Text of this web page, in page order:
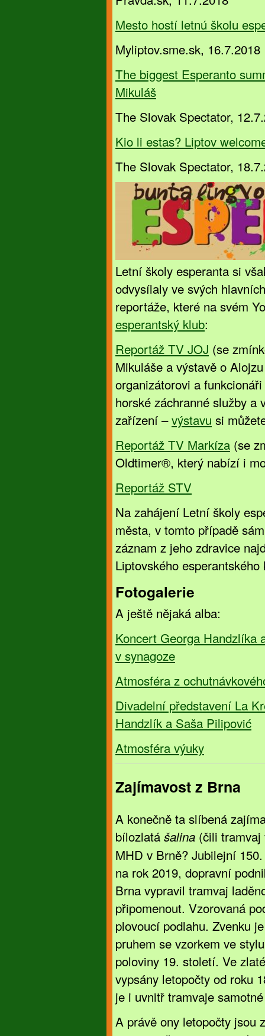
Mesto hostí letnú školu
Myliptov.sme.sk, 16.7.2018
The biggest Esperanto
Mikuláš
The Slovak Spectator,
Kio li estas? Liptov
The Slovak Spectator,
Letní školy esperanta si
odvysílaly ve svých
reportáže, které na svém
esperantský klub:
Reportáž TV JOJ (se
Mikuláše a výstavě o
organizátorovi a
horské záchranné služby a
zařízení –výstavu si
Reportáž TV Markíza (se
Oldtimer®, který nabízí i
Reportáž STV
Na zahájení Letní školy
města, v tomto případě
záznam z jeho zdravice
Liptovského esperantského
Fotogalerie
A ještě nějaká alba:
Koncert Georga Handzlíka
v synagoze
Atmosféra z
Divadelní představení La
Handzlík a Saša Pilipović
Atmosféra výuky
Zajímavost z Brna
A konečně ta slíbená
bílozlatá šalina (čili
MHD v Brně? Jubilejní
na rok 2019, dopravní
Brna vypravil tramvaj
připomenout. Vzorovaná
plovoucí podlahu. Zvenku
pruhem se vzorkem ve
poloviny 19. století. Ve
vypsány letopočty od roku
je i uvnitř tramvaje
A právě ony letopočty jsou